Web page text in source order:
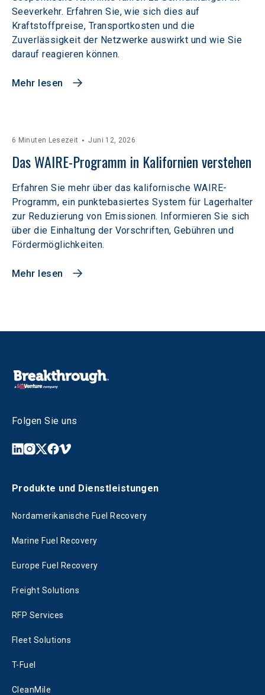
Seeverkehr. Erfahren Sie, wie sich dies auf
Kraftstoffpreise, Transportkosten und die
Zuverlässigkeit der Netzwerke auswirkt und wie Sie
darauf reagieren können.
Mehr lesen
6 Minuten Lesezeit Juni 12, 2026
Das WAIRE-Programm in Kalifornien verstehen
Erfahren Sie mehr über das kalifornische WAIRE-
Programm, ein punktebasiertes System für Lagerhalter
zur Reduzierung von Emissionen. Informieren Sie sich
über die Einhaltung der Vorschriften, Gebühren und
Fördermöglichkeiten.
Mehr lesen
Folgen Sie uns
Produkte und Dienstleistungen
Nordamerikanische Fuel Recovery
Marine Fuel Recovery
Europe Fuel Recovery
Freight Solutions
RFP Services
Fleet Solutions
T-Fuel
CleanMile